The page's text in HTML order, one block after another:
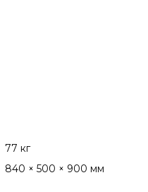
77 кг
840 × 500 × 900 мм